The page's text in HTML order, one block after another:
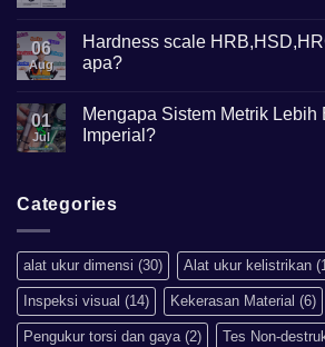
Mikroskop
Metalurgi
Apa
06
Aug
Hardness scale
apa?
on
Hardness
scale
01
Jul
Mengapa Sistem Metrik Lebih
Imperial?
Mengapa
Sistem
Baik
Daripada
Imperial?
Categories
alat ukur dimensi (30) Alat ukur kelistrikan
Inspeksi visual (14) Kekerasan Material (6)
Pengukur torsi dan gaya(2) Tes Non-